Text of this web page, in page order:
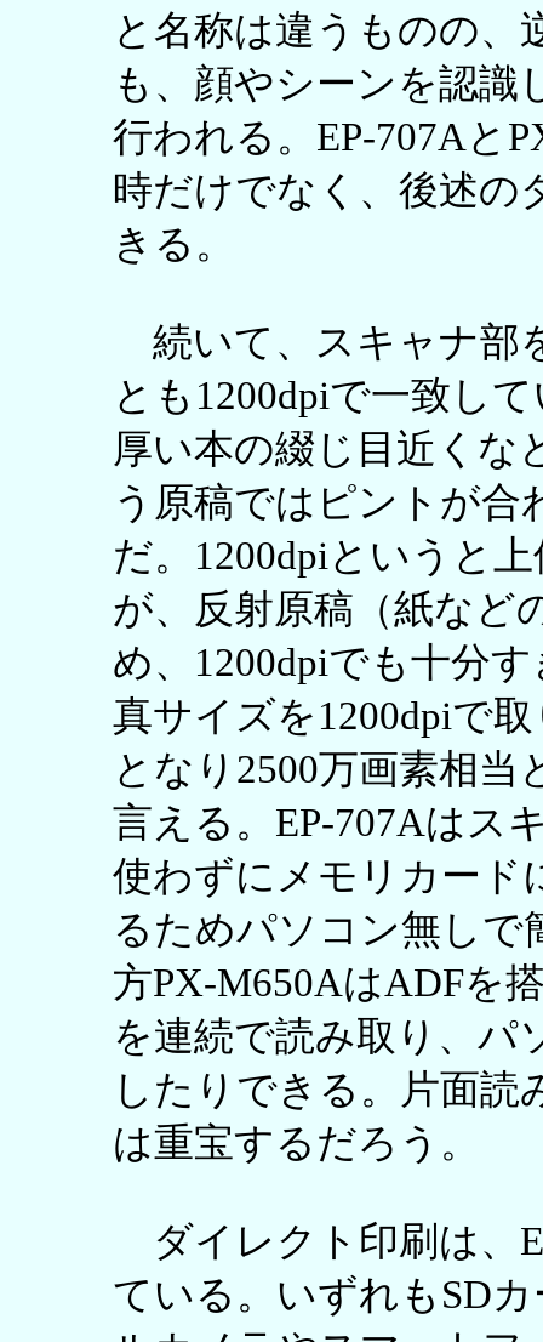
と名称は違うものの、
も、顔やシーンを認識
行われる。EP-707Aと
時だけでなく、後述の
きる。
続いて、スキャナ部
とも1200dpiで一致し
厚い本の綴じ目近くな
う原稿ではピントが合
だ。1200dpiというと
が、反射原稿（紙など
め、1200dpiでも十分
真サイズを1200dpiで
となり2500万画素相
言える。EP-707Aはス
使わずにメモリカード
るためパソコン無しで
方PX-M650AはADFを
を連続で読み取り、パ
したりできる。片面読
は重宝するだろう。
ダイレクト印刷は、
ている。いずれもSD